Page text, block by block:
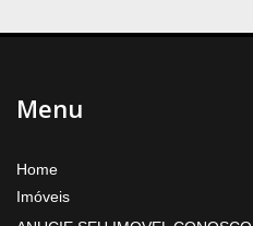
Menu
Home
Imóveis